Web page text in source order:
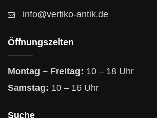
info@vertiko-antik.de
Öffnungszeiten
Montag – Freitag: 10 – 18 Uhr
Samstag: 10 – 16 Uhr
Suche